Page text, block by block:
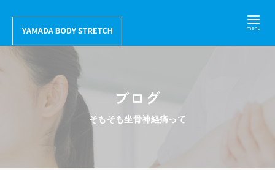
テ
ブログ
そもそも坐骨神経痛って